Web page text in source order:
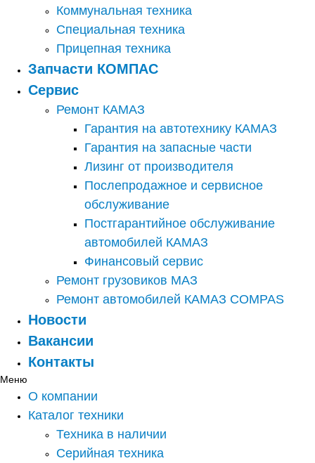
Коммунальная техника
Специальная техника
Прицепная техника
Запчасти КОМПАС
Сервис
Ремонт КАМАЗ
Гарантия на автотехнику КАМАЗ
Гарантия на запасные части
Лизинг от производителя
Послепродажное и сервисное
обслуживание
Постгарантийное обслуживание
автомобилей КАМАЗ
Финансовый сервис
Ремонт грузовиков МАЗ
Ремонт автомобилей КАМАЗ COMPAS
Новости
Вакансии
Контакты
Меню
О компании
Каталог техники
Техника в наличии
Серийная техника